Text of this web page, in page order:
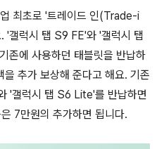
최초로 '트레이드 인(Trade-i
'갤럭시 탭 S9 FE'와 '갤럭시 탭
존에 사용하던 태블릿을 반납하
추가 보상해 준다고 해요. 기존
'갤럭시 탭 S6 Lite'를 반납하면
7만원의 추가하면 됩니다.